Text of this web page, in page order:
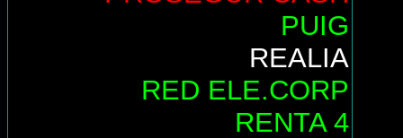
PUIG
REALIA
RED ELE.CORP
RENTA 4